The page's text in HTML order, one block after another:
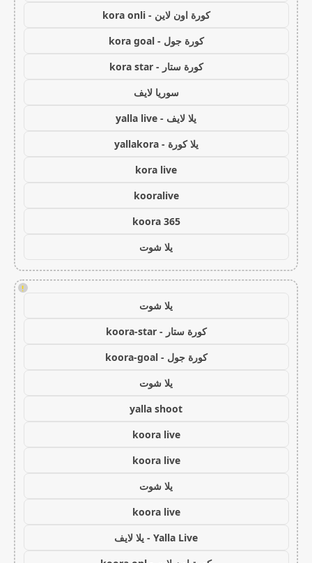
كورة اون لاين - kora onli
كورة جول - kora goal
كورة ستار - kora star
سوريا لايف
يلا لايف - yalla live
يلا كورة - yallakora
kora live
kooralive
koora 365
يلا شوت
!
يلا شوت
كورة ستار - koora-star
كورة جول - koora-goal
يلا شوت
yalla shoot
koora live
koora live
يلا شوت
koora live
Yalla Live - يلا لايف